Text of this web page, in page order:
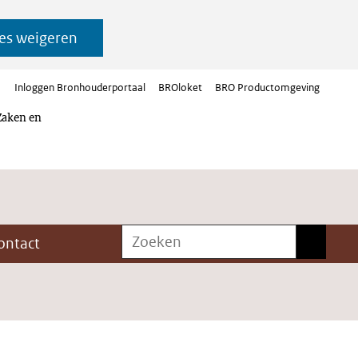
weigeren
en
Inloggen Bronhouderportaal BROloket BRO Productomgeving
Zoeken